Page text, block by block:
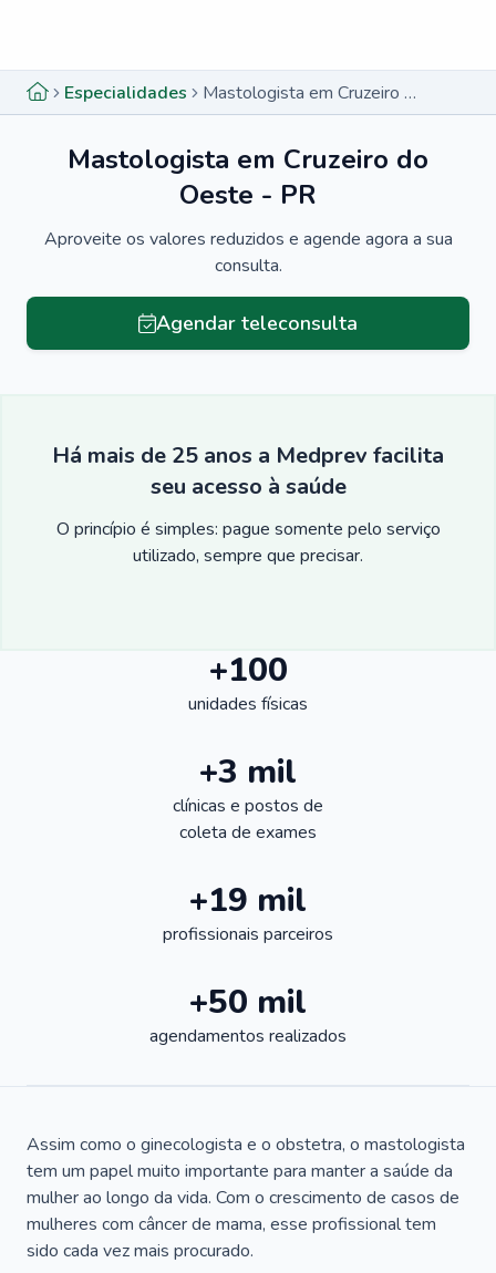
Especialidades Mastologista em Cruzeiro do Oeste - PR
Mastologista em Cruzeiro do
Oeste - PR
Aproveite os valores reduzidos e agende agora a sua
consulta.
Agendar teleconsulta
Há mais de 25 anos a Medprev facilita
seu acesso à saúde
O princípio é simples: pague somente pelo serviço
utilizado, sempre que precisar.
+100
unidades físicas
+3 mil
clínicas e postos de
coleta de exames
+19 mil
profissionais parceiros
+50 mil
agendamentos realizados
Assim como o ginecologista e o obstetra, o mastologista
tem um papel muito importante para manter a saúde da
mulher ao longo da vida. Com o crescimento de casos de
mulheres com câncer de mama, esse profissional tem
sido cada vez mais procurado.